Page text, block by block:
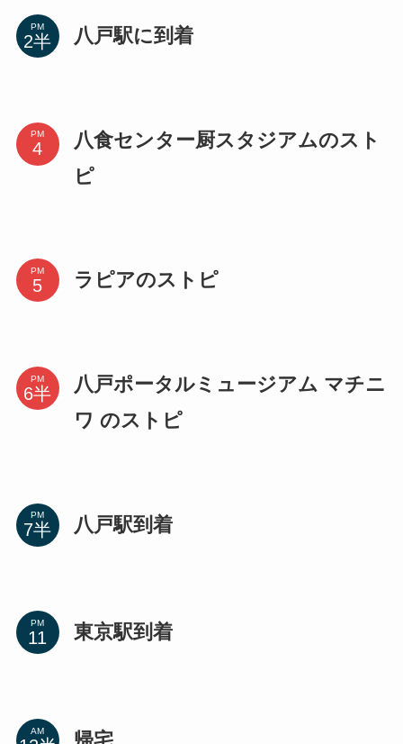
PM 八戸駅に到着
PM
八食センター厨スタジアムのスト
ピ
PM ラピアのストピ
PM
八戸ポータルミュージアム マチニ
ワ のストピ
PM 八戸駅到着
PM 東京駅到着
AM